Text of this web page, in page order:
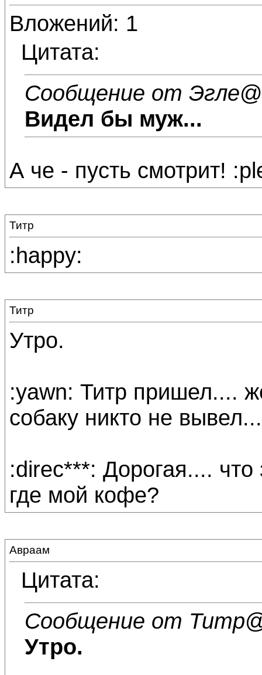
Вложений: 1
Цитата:
Сообщение от Эгле
Видел бы муж...
А че - пусть смотрит!
Титр
:happy:
Титр
Утро.
:yawn: Титр пришел....
собаку никто не вывел...
:direc***: Дорогая....
где мой кофе?
Авраам
Цитата:
Сообщение от Титр
Утро.